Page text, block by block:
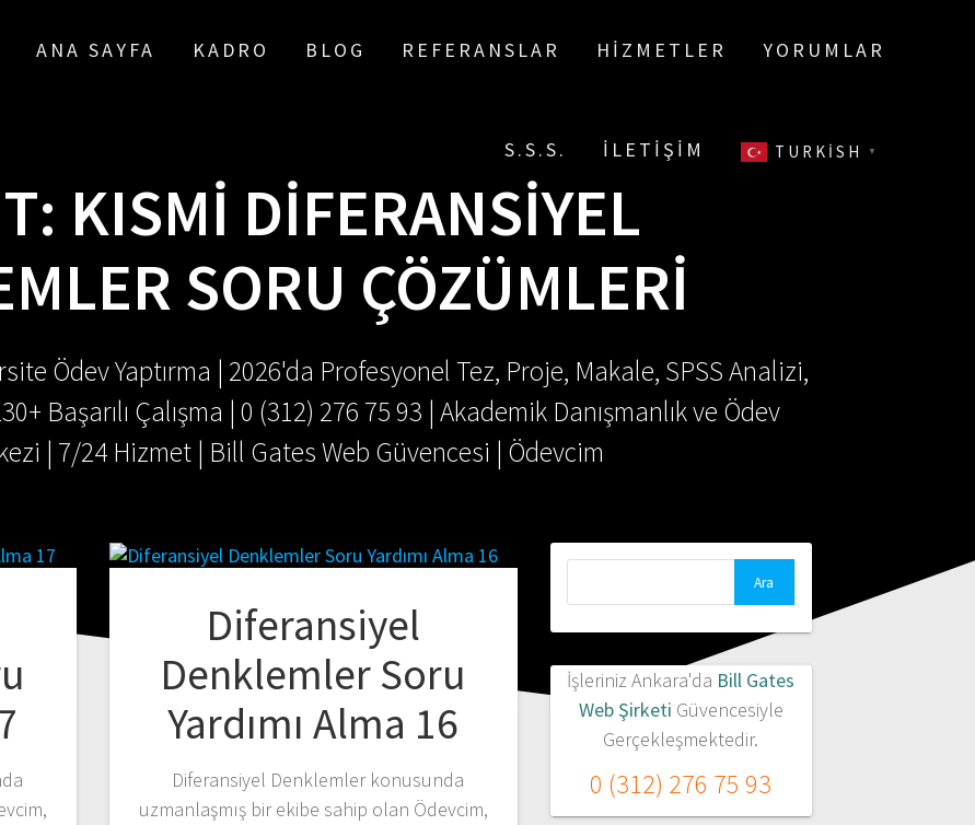
ANA SAYFA KADRO BLOG REFERANSLAR HIZMETLER YORUMLAR
S.S.S. İLETIŞIM TURKISH ▼
KISMI DIFERANSIYEL
SORU ÇÖZÜMLERI
Ödev Yaptırma | 2026'da Profesyonel Tez, Proje, Makale, SPSS Analizi,
Başarılı Çalışma | 0 (312) 276 75 93 | Akademik Danışmanlık ve Ödev
| 7/24 Hizmet | Bill Gates Web Güvencesi | Ödevcim
Diferansiyel
Denklemler Soru
Yardımı Alma 16
Diferansiyel Denklemler konusunda
uzmanlaşmış bir ekibe sahip olan Ödevcim,
İşleriniz Ankara'da Bill Gates
Web Şirketi Güvencesiyle
Gerçekleşmektedir.
0 (312) 276 75 93